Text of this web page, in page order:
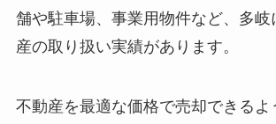
舗や駐車場、事業用物件など、多岐
産の取り扱い実績があります。
不動産を最適な価格で売却できるよ